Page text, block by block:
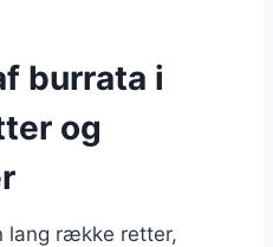
burrata i
og
lang række retter,